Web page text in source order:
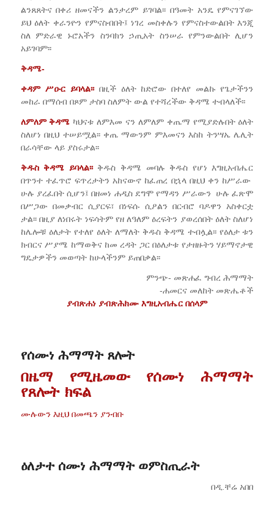
ልንጸጸትና በቀሪ ዘመናችን ልንታረም ይገባል፡፡ በዓመት አንዴ የምናገኘው
ይህ ዕለት ቀራንዮን የምናስብበት፤ ነገረ መስቀሉን የምናስተውልበት እንጂ
ስለ ምድራዊ ኑሮአችን ስንባክን ኃጢአት ስንሠራ የምንውልበት ሊሆን
አይገባም፡፡
ቅዳሜ-
ቀዳም ሥዑር ይባላል፡፡ በዚች ዕለት ከድሮው በተለየ መልኩ የጌታችንን
መከራ በማሰብ በጾም ታስባ ስለምት ውል የተሻረችው ቅዳሜ ተብላለች፡፡
ለምለም ቅዳሜ ካህናቱ ለምእመ ናን ለምለም ቀጤማ የሚያድሉበት ዕለት
ስለሆነ በዚህ ተሠይሟል፡፡ ቀጤ ማውንም ምእመናን እስከ ትንሣኤ ሌሊት
በራሳቸው ላይ ያስሩታል፡፡
ቅዱስ ቅዳሜ ይባላል፡፡ ቅዱስ ቅዳሜ መባሉ ቅዱስ የሆነ እግዚአብሔር
በጥንተ ተፈጥሮ ፍጥረታትን አከናውኖ ከፈጠረ በኋላ በዚህ ቀን ከሥራው
ሁሉ ያረፈበት ሲሆን፤ በዘመነ ሐዲስ ደግሞ የማዳን ሥራውን ሁሉ ፈጽሞ
በሥጋው በመቃብር ሲያርፍ፣ በነፍሱ ሲዖልን በርብሮ ባዶዋን አስቀርቷ
ታል፡፡ በዚያ ለነበሩት ነፍሳትም የዘ ለዓለም ዕረፍትን ያወረሰበት ዕለት ስለሆነ
ከሌሎቹ ዕለታት የተለየ ዕለት ለማለት ቅዱስ ቅዳሜ ተብሏል፡፡ የዕለታ ቱን
ክብርና ሥያሜ ከማወቅና ከመ ረዳት ጋር በዕለታቱ የታዘዙትን ሃይማኖታዊ
ግዴታዎችን መወጣት ከሁላችንም ይጠበቃል፡፡
ምንጭ- መጽሐፈ ግብረ ሕማማት
-ሐመርና መለከት መጽሔቶች
ያብጽሐነ ያብጽሕክሙ እግዚአብሔር በሰላም
የሰሙነ ሕማማት ጸሎት
በዜማ የሚዜመው የሰሙነ ሕማማት
የጸሎት ክፍል
ሙሉውን እዚህ በመጫን ያንብቡ
ዕለታተ ሰሙነ ሕማማት ወምስጢራት
በዲ.ቸሬ አበበ